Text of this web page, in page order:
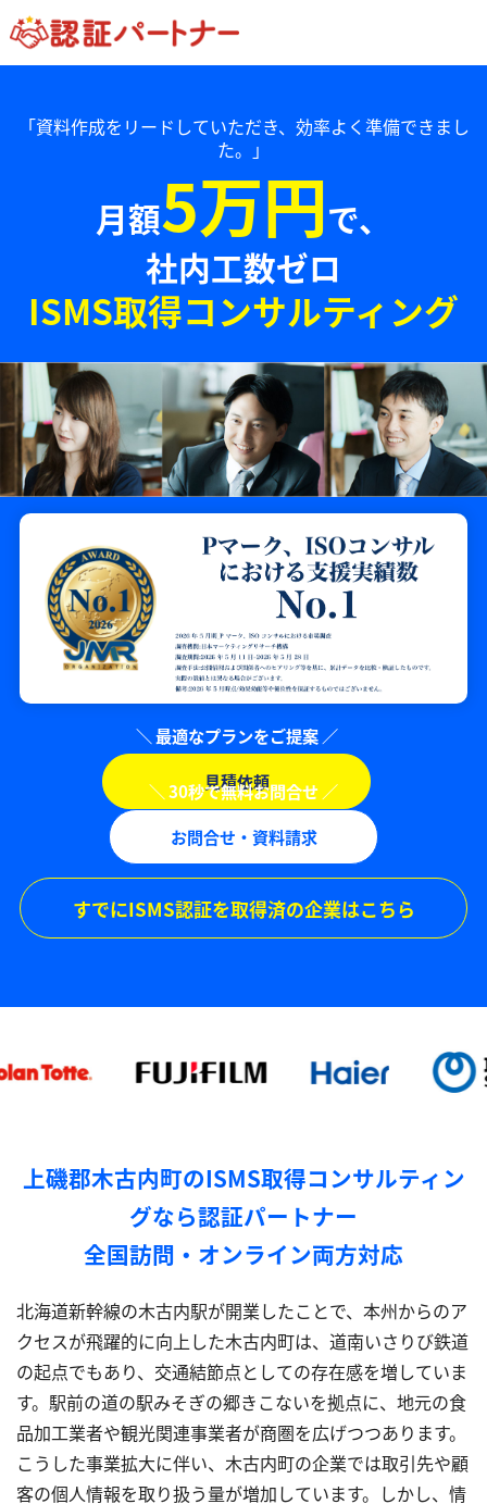
「資料作成をリードしていただき、効率よく準備できまし
た。」
月額5万円で、
社内工数ゼロ
ISMS取得コンサルティング
見積依頼
お問合せ・資料請求
すでにISMS認証を取得済の企業はこちら
上磯郡木古内町のISMS取得コンサルティン
グなら認証パートナー
全国訪問・オンライン両方対応
北海道新幹線の木古内駅が開業したことで、本州からのア
クセスが飛躍的に向上した木古内町は、道南いさりび鉄道
の起点でもあり、交通結節点としての存在感を増していま
す。駅前の道の駅みそぎの郷きこないを拠点に、地元の食
品加工業者や観光関連事業者が商圏を広げつつあります。
こうした事業拡大に伴い、木古内町の企業では取引先や顧
客の個人情報を取り扱う量が増加しています。しかし、情